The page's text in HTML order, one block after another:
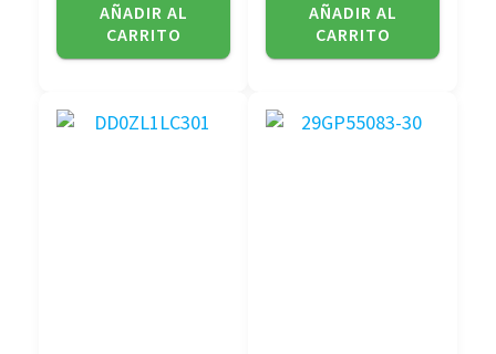
AÑADIR AL
CARRITO
AÑADIR AL
CARRITO